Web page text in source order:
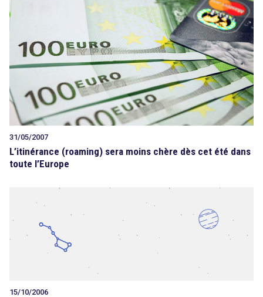
31/05/2007
L’itinérance (roaming) sera moins chère dès cet été dans
toute l’Europe
15/10/2006